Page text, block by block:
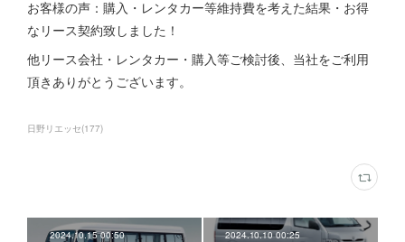
お客様の声：購入・レンタカー等維持費を考えた結果・お得
なリース契約致しました！
他リース会社・レンタカー・購入等ご検討後、当社をご利用
頂きありがとうございます。
日野リエッセ(177)
2024.10.15 00:50 2024.10.10 00:25